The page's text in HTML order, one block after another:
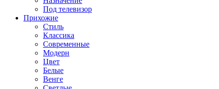
Под телевизор
Прихожие
Стиль
Классика
Современные
Модерн
Цвет
Белые
Венге